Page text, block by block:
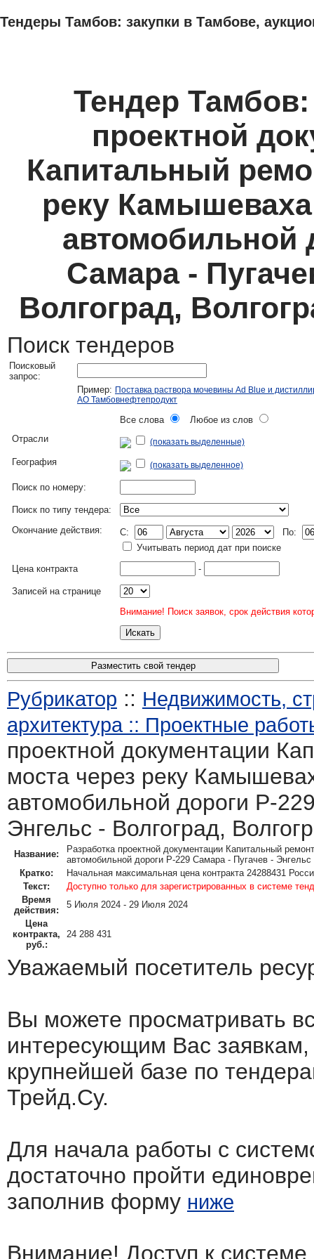
Тендеры Тамбов: закупки в Тамбове,
Тендер Тамбов:
проектной
Капитальный
реку
автомобильной
Самара -
Волгоград,
Поиск тендеров
Поисковый
запрос:
Пример: Поставка раствора мочевины Ad Blue и
АО Тамбовнефтепродукт
Все слова
Любое из слов
Отрасли
(показать выделенные)
География (показать выделенное)
Поиск по номеру:
Поиск по типу тендера:
Окончание действия:
C:
По:
Учитывать период дат при поиске
Цена контракта
-
Записей на странице
Внимание! Поиск заявок, срок действия
Разместить свой тендер
Рубрикатор :: Недвижимость,
архитектура :: Проектные
проектной документации
моста через реку
автомобильной дороги Р-
Энгельс - Волгоград,
Название:
Разработка проектной документации Капитальный
автомобильной дороги Р-229 Самара - Пугачев - Энгельс
Кратко:
Начальная максимальная цена контракта 24288431
Текст:
Доступно только для зарегистрированных в системе
Время
действия:
5 Июля 2024 - 29 Июля 2024
Цена
контракта,
руб.:
24 288 431
Уважаемый посетитель
Вы можете просматривать
интересующим Вас
крупнейшей базе по
Трейд.Су.
Для начала работы с
достаточно пройти
заполнив форму ниже
Внимание! Доступ к